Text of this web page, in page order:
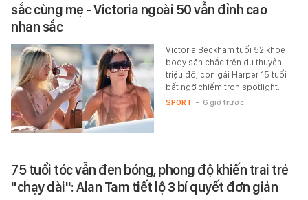
sắc cùng mẹ - Victoria ngoài 50 vẫn đỉnh cao
nhan sắc
Victoria Beckham tuổi 52 khoe
body săn chắc trên du thuyền
triệu đô, con gái Harper 15 tuổi
bất ngờ chiếm trọn spotlight.
SPORT - 6 giờ trước
75 tuổi tóc vẫn đen bóng, phong độ khiến trai trẻ
"chạy dài": Alan Tam tiết lộ 3 bí quyết đơn giản